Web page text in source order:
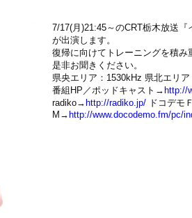
7/17(月)21:45～のCRT栃木放送
が出演します。
復帰に向けてトレーニングを積
是非お聞きください。
県央エリア：1530kHz 県北エリ
番組HP／ポッドキャスト→ http://
radiko→ http://radiko.jp/ ドコデモＦ
M→ http://www.docodemo.fm/pc/